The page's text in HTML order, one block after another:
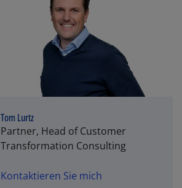
Tom Lurtz
Partner, Head of Customer
Transformation Consulting
Kontaktieren Sie mich